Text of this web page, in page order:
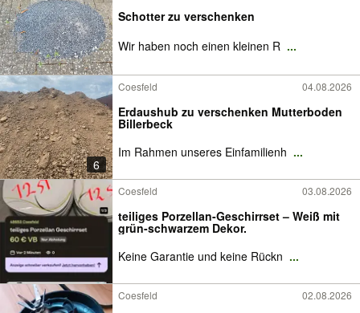
Schotter zu verschenken
Wir haben noch einen kleinen R ...
6
Coesfeld 04.08.2026
Erdaushub zu verschenken Mutterboden
Billerbeck
Im Rahmen unseres Einfamilienh ...
Coesfeld 03.08.2026
teiliges Porzellan-Geschirrset – Weiß mit
grün-schwarzem Dekor.
Keine Garantie und keine Rückn ...
Coesfeld 02.08.2026